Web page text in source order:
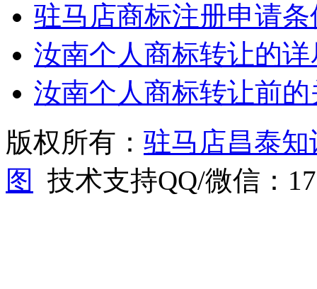
驻马店商标注册申请
汝南个人商标转让的
汝南个人商标转让前
版权所有： 驻马店昌泰
图
技术支持QQ/微信：